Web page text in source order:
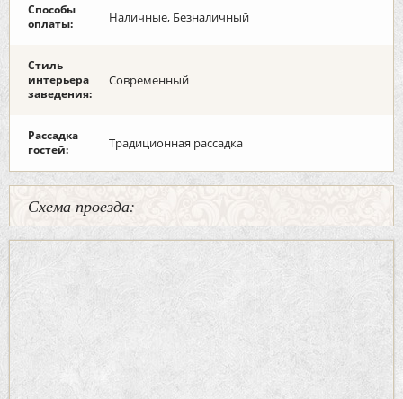
Способы
оплаты:
Наличные, Безналичный
Стиль
интерьера
заведения:
Современный
Рассадка
гостей:
Традиционная рассадка
Схема проезда: